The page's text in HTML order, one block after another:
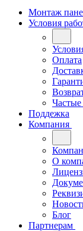
Монтаж
Условия
Оплата
Поддежка
Компания
О
Блог
Партнерам